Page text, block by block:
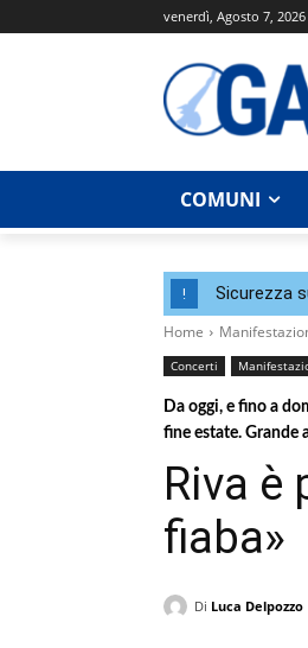
venerdì, Agosto 7, 2026
COMUNI
! Sicurezza
Home
Concerti
Da oggi, e fino a
fine estate. Grande
Riva è
fiaba»
Di Luca Delpozzo